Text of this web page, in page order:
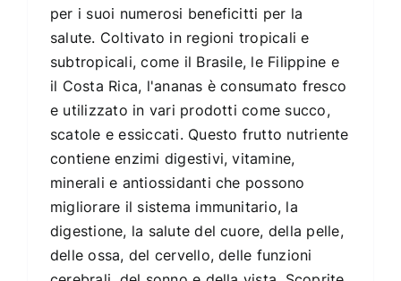
per i suoi numerosi beneficitti per la
salute. Coltivato in regioni tropicali e
subtropicali, come il Brasile, le Filippine e
il Costa Rica, l'ananas è consumato fresco
e utilizzato in vari prodotti come succo,
scatole e essiccati. Questo frutto nutriente
contiene enzimi digestivi, vitamine,
minerali e antiossidanti che possono
migliorare il sistema immunitario, la
digestione, la salute del cuore, della pelle,
delle ossa, del cervello, delle funzioni